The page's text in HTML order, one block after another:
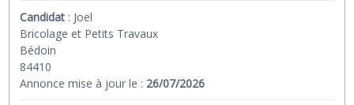
Candidat : Joel
Bricolage et Petits Travaux
Bédoin
84410
Annonce mise à jour le : 26/07/2026